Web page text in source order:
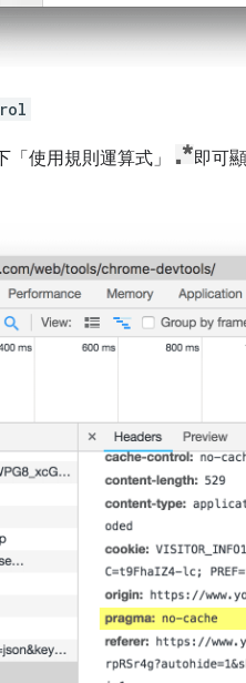
「使用規則運算式」
即可